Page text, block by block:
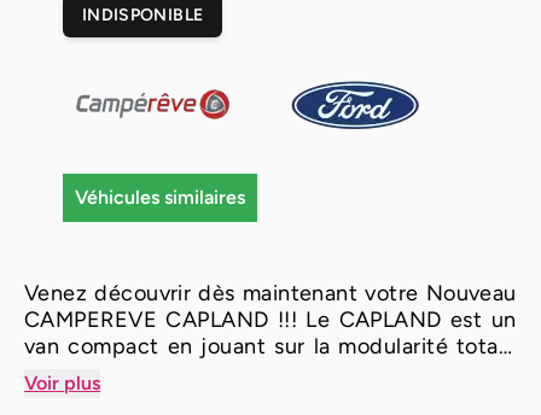
INDISPONIBLE
Véhicules similaires
Venez découvrir dès maintenant votre Nouveau
CAMPEREVE CAPLAND !!! Le CAPLAND est un
van compact en jouant sur la modularité totale
avec une cellule composée d’une cuisine et des
rangements, et de deux rangées de rails
Voir plus